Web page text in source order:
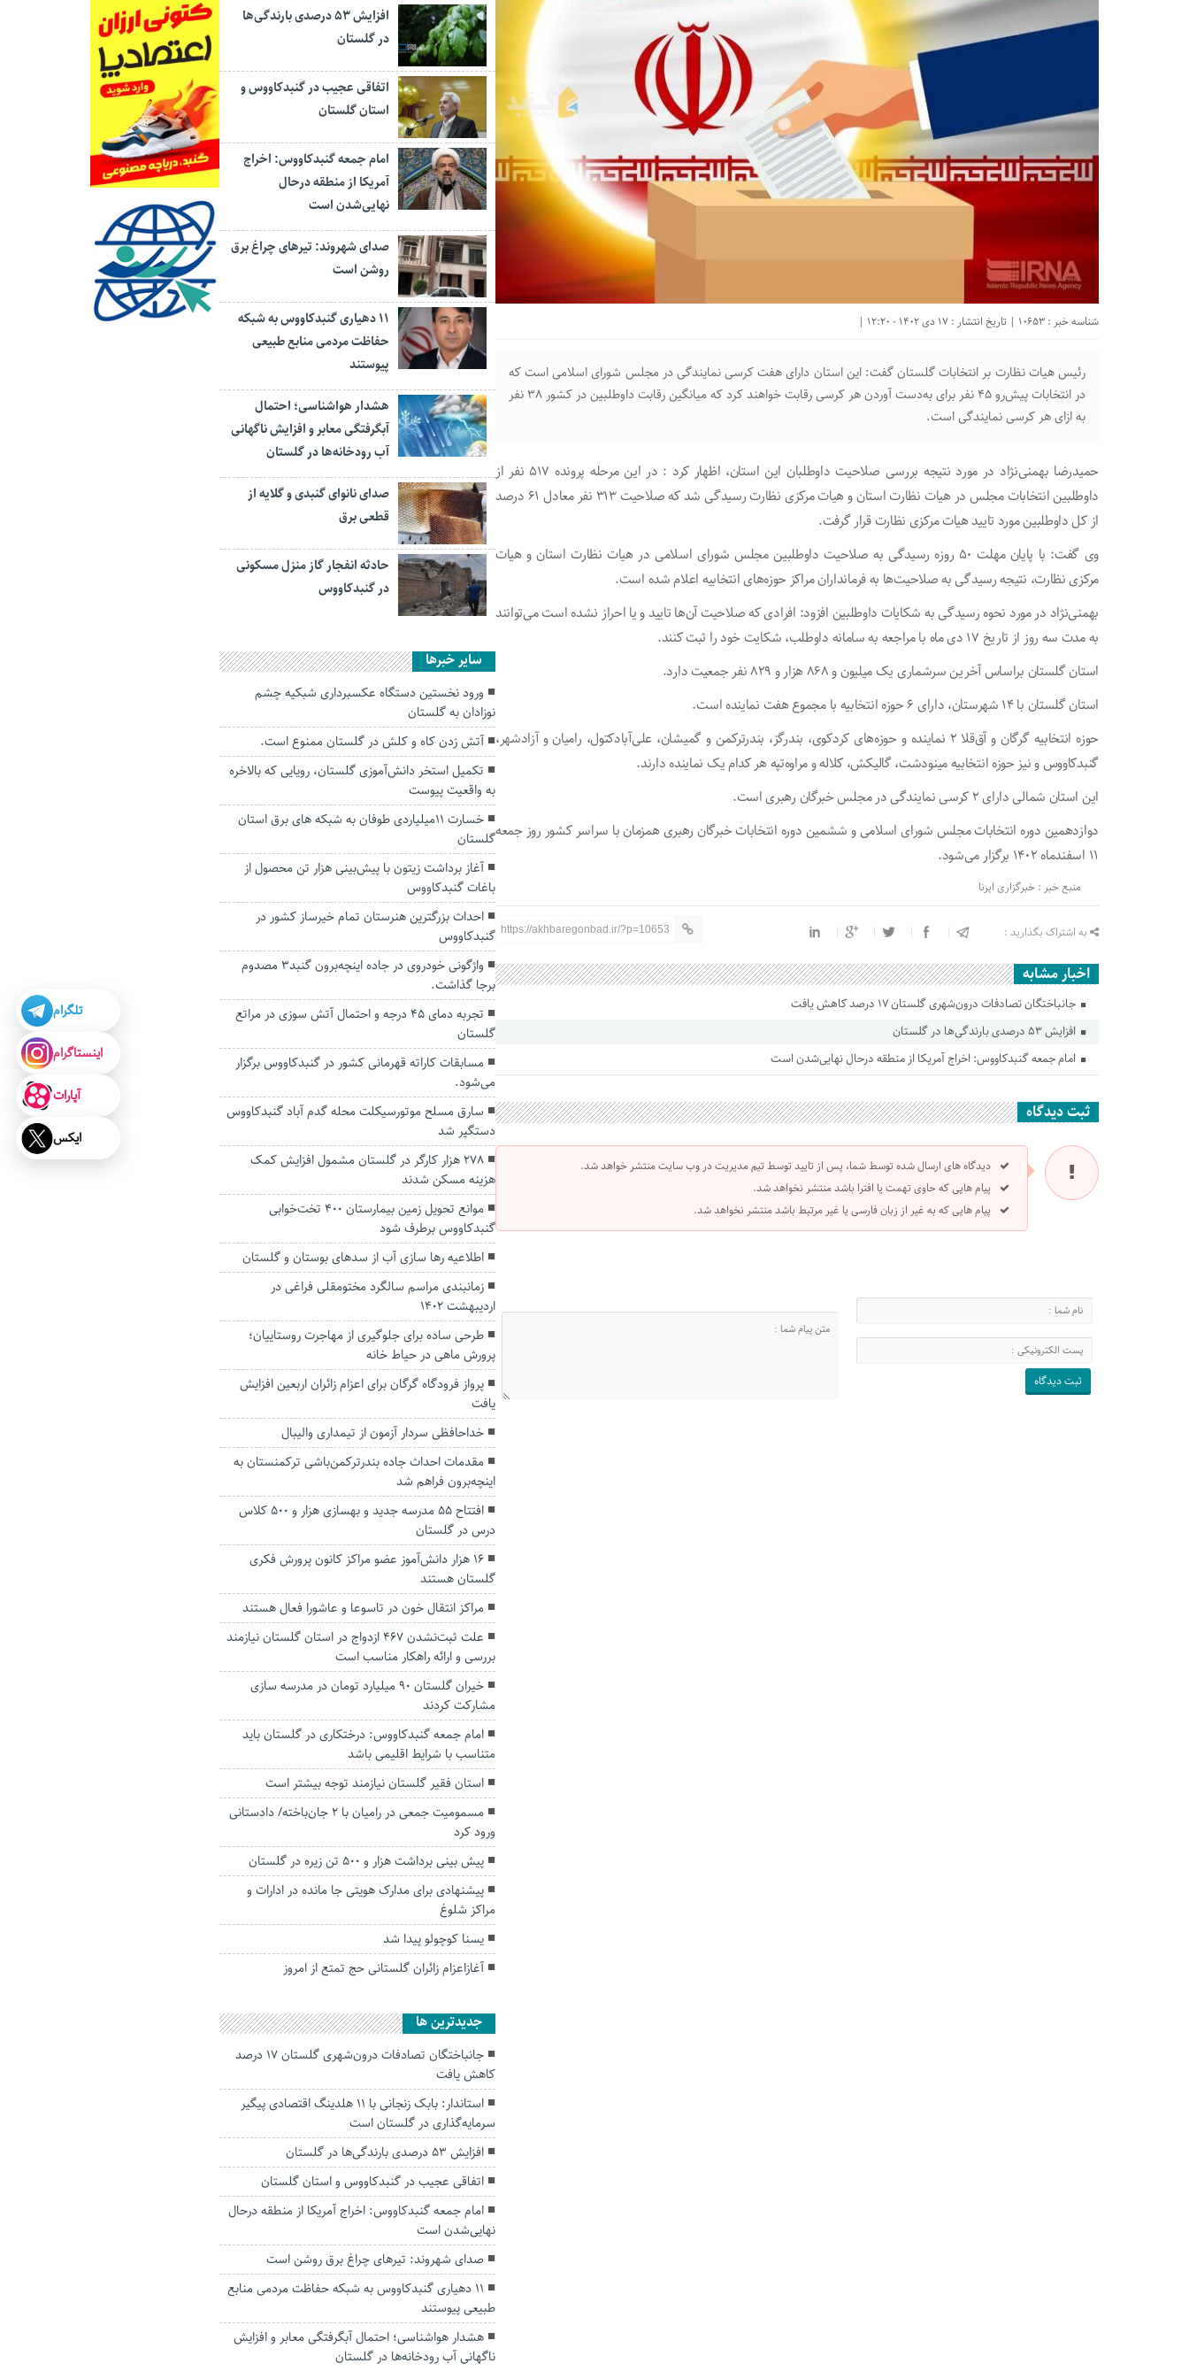
شناسه خبر : 10653 | تاریخ انتشار : 17 دی 1402 - 12:20 |
رئیس هیات نظارت بر انتخابات گلستان گفت: این استان دارای هفت کرسی نمایندگی در مجلس شورای اسلامی است که
در انتخابات پیش‌رو ۴۵ نفر برای به‌دست آوردن هر کرسی رقابت خواهند کرد که میانگین رقابت داوطلبین در کشور ۳۸ نفر
به ازای هر کرسی نمایندگی است.
حمیدرضا بهمنی‌نژاد در مورد نتیجه بررسی صلاحیت داوطلبان این استان، اظهار کرد : در این مرحله پرونده ۵۱۷ نفر از
داوطلبین انتخابات مجلس در هیات نظارت استان و هیات مرکزی نظارت رسیدگی شد که صلاحیت ۳۱۳ نفر معادل ۶۱ درصد
از کل داوطلبین مورد تایید هیات مرکزی نظارت قرار گرفت.
وی گفت: با پایان مهلت ۵۰ روزه رسیدگی به صلاحیت داوطلبین مجلس شورای اسلامی در هیات نظارت استان و هیات
مرکزی نظارت، نتیجه رسیدگی به صلاحیت‌ها به فرمانداران مراکز حوزه‌های انتخابیه اعلام شده است.
بهمنی‌نژاد در مورد نحوه رسیدگی به شکایات داوطلبین افزود: افرادی که صلاحیت آن‌ها تایید و یا احراز نشده است می‌توانند
به مدت سه روز از تاریخ ۱۷ دی ماه با مراجعه به سامانه داوطلب، شکایت خود را ثبت کنند.
استان گلستان براساس آخرین سرشماری یک میلیون و ۸۶۸ هزار و ۸۲۹ نفر جمعیت دارد.
استان گلستان با ۱۴ شهرستان، دارای ۶ حوزه انتخابیه با مجموع هفت نماینده است.
حوزه انتخابیه گرگان و آق‌قلا ۲ نماینده و حوزه‌های کردکوی، بندرگز، بندرترکمن و گمیشان، علی‌آبادکتول، رامیان و آزادشهر،
گنبدکاووس و نیز حوزه انتخابیه مینودشت، گالیکش، کلاله و مراوه‌تپه هر کدام یک نماینده دارند.
این استان شمالی دارای ۲ کرسی نمایندگی در مجلس خبرگان رهبری است.
دوازدهمین دوره انتخابات مجلس شورای اسلامی و ششمین دوره انتخابات خبرگان رهبری همزمان با سراسر کشور روز جمعه
۱۱ اسفندماه ۱۴۰۲ برگزار می‌شود.
منبع خبر : خبرگزاری ایرنا
به اشتراک بگذارید : https://akhbaregonbad.ir/?p=10653
اخبار مشابه
جانباختگان تصادفات درون‌شهری گلستان ۱۷ درصد کاهش یافت
افزایش ۵۳ درصدی بارندگی‌ها در گلستان
امام جمعه گنبدکاووس: اخراج آمریکا از منطقه درحال نهایی‌شدن است
ثبت دیدگاه
دیدگاه های ارسال شده توسط شما، پس از تایید توسط تیم مدیریت در وب سایت منتشر خواهد شد.
پیام هایی که حاوی تهمت یا افترا باشد منتشر نخواهد شد.
پیام هایی که به غیر از زبان فارسی یا غیر مرتبط باشد منتشر نخواهد شد.
افزایش ۵۳ درصدی بارندگی‌ها
در گلستان
اتفاقی عجیب در‌ گنبدکاووس و
استان گلستان
امام جمعه گنبدکاووس: اخراج
آمریکا از منطقه درحال
نهایی‌شدن است
صدای شهروند: تیرهای چراغ برق
روشن است
۱۱ دهیاری گنبدکاووس به شبکه
حفاظت مردمی منابع طبیعی
پیوستند
هشدار هواشناسی؛ احتمال
آبگرفتگی معابر و افزایش ناگهانی
آب رودخانه‌ها در گلستان
صدای نانوای گنبدی و گلایه از
قطعی برق
حادثه انفجار گاز منزل مسکونی
در گنبدکاووس
سایر خبرها
ورود نخستین دستگاه عکسبرداری شبکیه چشم
نوزادان به گلستان
آتش زدن کاه و کلش در گلستان ممنوع است.
تکمیل استخر دانش‌آموزی گلستان، رویایی که بالاخره
به واقعیت پیوست
خسارت ۱۱میلیاردی طوفان به شبکه های برق استان
گلستان
آغاز برداشت زیتون با پیش‌بینی هزار تن محصول از
باغات گنبدکاووس
احداث بزرگترین هنرستان تمام خیرساز کشور در
گنبدکاووس
واژگونی خودروی در جاده اینچه‌برون گنبد۳ مصدوم
برجا گذاشت.
تجربه دمای ۴۵ درجه و احتمال آتش سوزی در مراتع
گلستان
مسابقات کاراته قهرمانی کشور در گنبدکاووس برگزار
می‌شود.
سارق مسلح موتورسیکلت محله گدم آباد گنبدکاووس
دستگیر شد
۲۷۸ هزار کارگر در گلستان مشمول افزایش کمک
هزینه مسکن شدند
موانع تحویل زمین بیمارستان ۴۰۰ تخت‌خوابی
گنبدکاووس برطرف شود
اطلاعیه رها سازی آب از سد‌های بوستان و گلستان
زمانبندی مراسم سالگرد مختومقلی فراغی در
اردیبهشت 1402
طرحی ساده برای جلوگیری از مهاجرت روستاییان؛
پرورش ماهی در حیاط خانه
پرواز فرودگاه گرگان برای اعزام زائران اربعین افزایش
یافت
خداحافظی سردار آزمون از تیمداری والیبال
مقدمات احداث جاده بندرترکمن‌باشی ترکمنستان به
اینچه‌برون فراهم شد
افتتاح ۵۵ مدرسه جدید و بهسازی هزار و ۵۰۰ کلاس
درس در گلستان
۱۶ هزار دانش‌آموز عضو مراکز کانون پرورش فکری
گلستان هستند
مراکز انتقال خون در تاسوعا و عاشورا فعال هستند
علت ثبت‌نشدن ۴۶۷ ازدواج در استان گلستان نیازمند
بررسی و ارائه راهکار مناسب است
خیران گلستان ۹۰ میلیارد تومان در مدرسه سازی
مشارکت کردند
امام جمعه گنبدکاووس: درختکاری‌ در گلستان باید
متناسب با شرایط اقلیمی باشد
استان فقیر گلستان نیازمند توجه بیشتر است
مسمومیت جمعی در رامیان با ۲ جان‌باخته/ دادستانی
ورود کرد
پیش بینی برداشت هزار و ۵۰۰ تن زیره در گلستان
پیشنهادی برای مدارک هویتی جا مانده در ادارات و
مراکز شلوغ
یسنا کوچولو پیدا شد
آغازاعزام زائران گلستانی حج تمتع از امروز
جديدترين ها
جانباختگان تصادفات درون‌شهری گلستان ۱۷ درصد
کاهش یافت
استاندار: بابک زنجانی با ۱۱ هلدینگ اقتصادی پیگیر
سرمایه‌گذاری در گلستان است
افزایش ۵۳ درصدی بارندگی‌ها در گلستان
اتفاقی عجیب در‌ گنبدکاووس و استان گلستان
امام جمعه گنبدکاووس: اخراج آمریکا از منطقه درحال
نهایی‌شدن است
صدای شهروند: تیرهای چراغ برق روشن است
۱۱ دهیاری گنبدکاووس به شبکه حفاظت مردمی منابع
طبیعی پیوستند
هشدار هواشناسی؛ احتمال آبگرفتگی معابر و افزایش
ناگهانی آب رودخانه‌ها در گلستان
تلگرام
اینستاگرام
آپارات
ایکس